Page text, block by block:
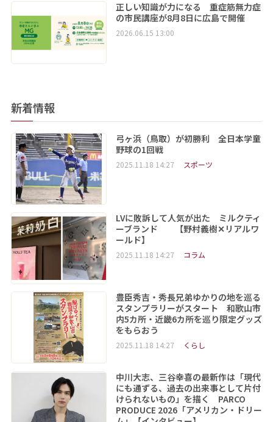
正しい知識が力になる 重症筋無力症
の市民講座が8月8日に広島で開催
2026.06.15 13:00
新着情報
弓ヶ浜（鳥取）が初勝利 全日本学童
野球の1回戦
2025.11.18 14:27 スポーツ
LVに敗訴して人気が出た ミルクティ
ーブランド 【野村義樹✕リアルワ
ールド】
2025.11.18 14:27 コラム
豊臣秀吉・秀長兄弟ゆかりの地を巡る
スタンプラリーがスタート 和歌山市
内5カ所・近畿6カ所を巡り限定グッズ
をもらおう
2025.11.18 14:27 くらし
中川大志、三谷幸喜の最新作は「現代
にも通ずる、過去の出来事として片付
けられないもの」を描く PARCO
PRODUCE 2026「アメリカン・ドリー